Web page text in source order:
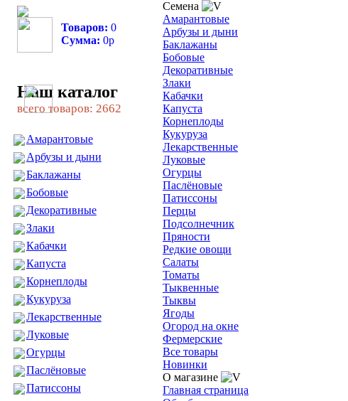
Товаров: 0
Сумма: 0р
Наш каталог
всего товаров: 2662
Амарантовые
Арбузы и дыни
Баклажаны
Бобовые
Декоративные
Злаки
Кабачки
Капуста
Корнеплоды
Кукуруза
Лекарственные
Луковые
Огурцы
Паслёновые
Патиссоны
Семена
Амарантовые
Арбузы и дыни
Баклажаны
Бобовые
Декоративные
Злаки
Кабачки
Капуста
Корнеплоды
Кукуруза
Лекарственные
Луковые
Огурцы
Паслёновые
Патиссоны
Перцы
Подсолнечник
Пряности
Редкие овощи
Салаты
Томаты
Тыквенные
Тыквы
Ягоды
Огород на окне
Фермерские
Все товары
Новинки
О магазине
Главная страница